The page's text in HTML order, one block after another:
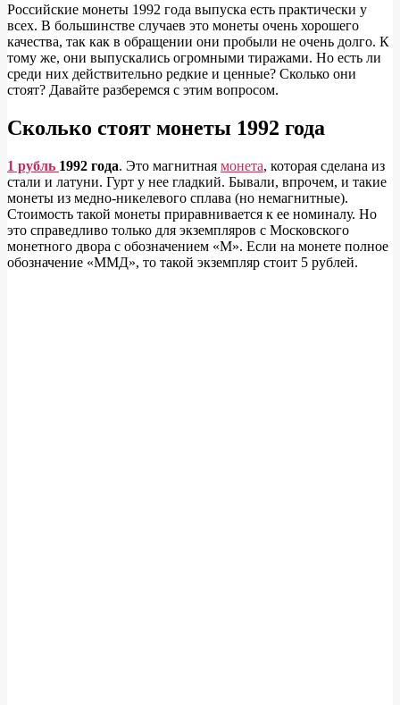
Российские монеты 1992 года выпуска есть практически у
всех. В большинстве случаев это монеты очень хорошего
качества, так как в обращении они пробыли не очень долго. К
тому же, они выпускались огромными тиражами. Но есть ли
среди них действительно редкие и ценные? Сколько они
стоят? Давайте разберемся с этим вопросом.
Сколько стоят монеты 1992 года
1 рубль 1992 года. Это магнитная монета, которая сделана из
стали и латуни. Гурт у нее гладкий. Бывали, впрочем, и такие
монеты из медно-никелевого сплава (но немагнитные).
Стоимость такой монеты приравнивается к ее номиналу. Но
это справедливо только для экземпляров с Московского
монетного двора с обозначением «М». Если на монете полное
обозначение «ММД», то такой экземпляр стоит 5 рублей.